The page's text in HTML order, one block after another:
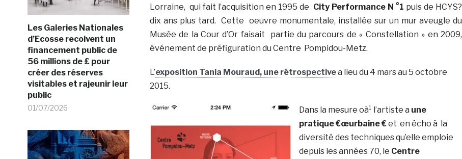
Les Galeries Nationales
d’Ecosse recoivent un
financement public de
56 millions de £ pour
créer des réserves
visitables et rajeunir leur
public
01/07/2026
Lorraine, qui fait l’acquisition en 1995 de City Performance N °1 puis de HCYS?
dix ans plus tard. Cette oeuvre monumentale, installée sur un mur aveugle du
Musée de la Cour d’Or faisait partie du parcours de « Constellation » en 2009,
événement de préfiguration du Centre Pompidou-Metz.
L’exposition Tania Mouraud, une rétrospectivea lieu du 4 mars au 5 octobre
2015.
Dans la mesure oà¹ l’artiste a une
pratique €œurbaine €et en écho à la
diversité des techniques qu’elle emploie
depuis les années 70, le Centre